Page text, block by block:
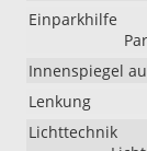
Einparkhilfe
Innenspiegel
Lenkung
Lichttechnik